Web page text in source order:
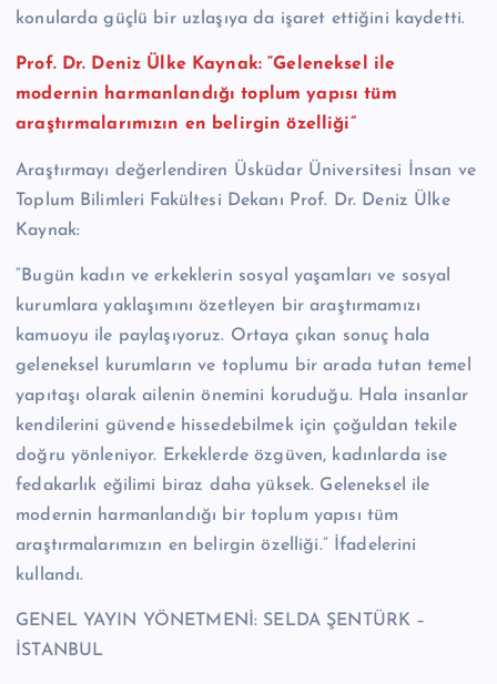
konularda güçlü bir uzlaşıya da işaret ettiğini kaydetti.
Prof. Dr. Deniz Ülke Kaynak: “Geleneksel ile
modernin harmanlandığı toplum yapısı tüm
araştırmalarımızın en belirgin özelliği”
Araştırmayı değerlendiren Üsküdar Üniversitesi İnsan ve
Toplum Bilimleri Fakültesi Dekanı Prof. Dr. Deniz Ülke
Kaynak:
“Bugün kadın ve erkeklerin sosyal yaşamları ve sosyal
kurumlara yaklaşımını özetleyen bir araştırmamızı
kamuoyu ile paylaşıyoruz. Ortaya çıkan sonuç hala
geleneksel kurumların ve toplumu bir arada tutan temel
yapıtaşı olarak ailenin önemini koruduğu. Hala insanlar
kendilerini güvende hissedebilmek için çoğuldan tekile
doğru yönleniyor. Erkeklerde özgüven, kadınlarda ise
fedakarlık eğilimi biraz daha yüksek. Geleneksel ile
modernin harmanlandığı bir toplum yapısı tüm
araştırmalarımızın en belirgin özelliği.” İfadelerini
kullandı.
GENEL YAYIN YÖNETMENİ: SELDA ŞENTÜRK –
İSTANBUL